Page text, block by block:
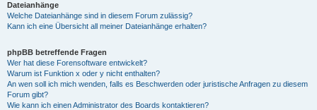
Dateianhänge
Welche Dateianhänge sind in diesem Forum zulässig?
Kann ich eine Übersicht all meiner Dateianhänge erhalten?
phpBB betreffende Fragen
Wer hat diese Forensoftware entwickelt?
Warum ist Funktion x oder y nicht enthalten?
An wen soll ich mich wenden, falls es Beschwerden oder juristische Anfragen zu diesem
Forum gibt?
Wie kann ich einen Administrator des Boards kontaktieren?